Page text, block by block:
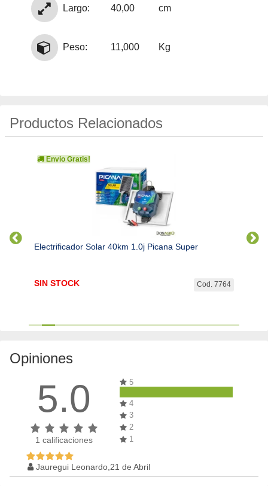
Largo: 40,00 cm
Peso: 11,000 Kg
Productos Relacionados
Envio Gratis!
Electrificador Solar 40km 1.0j Picana Super
Cod. 7764
SIN STOCK
Opiniones
5.0
1 calificaciones
5
4
3
2
1
Jauregui Leonardo,21 de Abril